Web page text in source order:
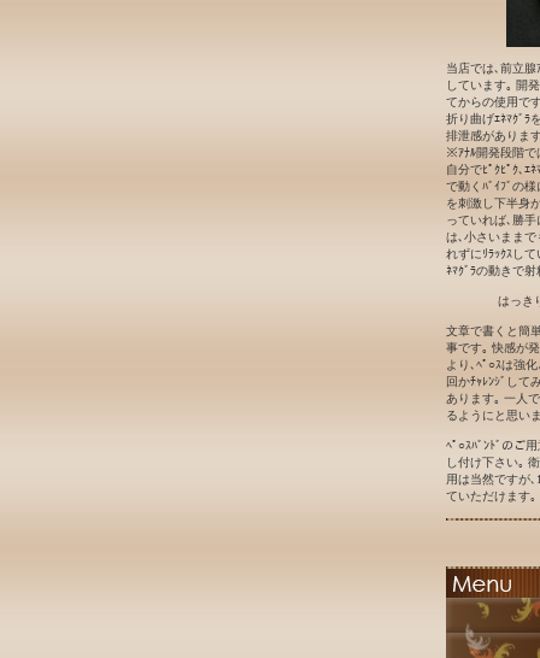
当店では､前立腺
しています｡ 開
てからの使用で
折り曲げｴﾈﾏｸﾞﾗ
排泄感がありま
※ｱﾅﾙ開発段階で
自分でﾋﾟｸﾋﾟｸ､ｴ
で動くﾊﾞｲﾌﾞの
を刺激し下半身
っていれば､勝
は､小さいまま
れずにﾘﾗｯｸｽし
ﾈﾏｸﾞﾗの動きで射
はっき
文章で書くと簡
事です｡ 快感が
より､ﾍﾟ○ｽは強
回かﾁｬﾚﾝｼﾞして
あります｡ 一人
るようにと思い
ﾍﾟ○ｽﾊﾞﾝﾄﾞのご
し付け下さい｡
用は当然ですが､
ていただけます｡